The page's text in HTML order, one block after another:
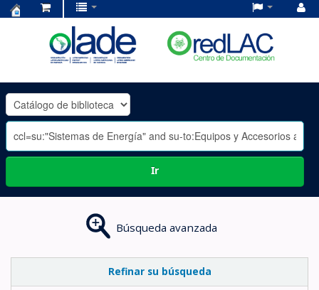
OLADE
-
Ir
Búsqueda avanzada
Refinar su búsqueda